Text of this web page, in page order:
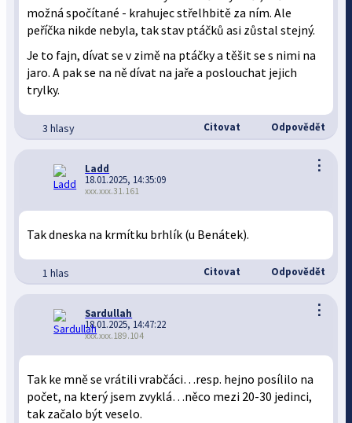
možná spočítané - krahujec střelhbitě za ním. Ale
peříčka nikde nebyla, tak stav ptáčků asi zůstal stejný.
Je to fajn, dívat se v zimě na ptáčky a těšit se s nimi na
jaro. A pak se na ně dívat na jaře a poslouchat jejich
trylky.
3 hlasy Citovat Odpovědět
⋮
Ladd
18.01.2025, 14:35:09
xxx.xxx.31.161
Tak dneska na krmítku brhlík (u Benátek).
1 hlas Citovat Odpovědět
⋮
Sardullah
18.01.2025, 14:47:22
xxx.xxx.189.104
Tak ke mně se vrátili vrabčáci…resp. hejno posílilo na
počet, na který jsem zvyklá…něco mezi 20-30 jedinci,
tak začalo být veselo.